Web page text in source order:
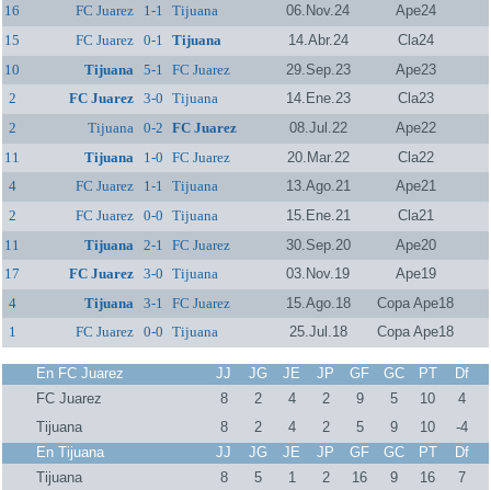
16
FC Juarez 1-1 Tijuana 06.Nov.24
Ape24
15
FC Juarez 0-1 Tijuana 14.Abr.24
Cla24
10
Tijuana 5-1 FC Juarez 29.Sep.23
Ape23
2
FC Juarez 3-0 Tijuana 14.Ene.23
Cla23
2
Tijuana 0-2 FC Juarez 08.Jul.22
Ape22
11
Tijuana 1-0 FC Juarez 20.Mar.22
Cla22
4
FC Juarez 1-1 Tijuana 13.Ago.21
Ape21
2
FC Juarez 0-0 Tijuana 15.Ene.21
Cla21
11
Tijuana 2-1 FC Juarez 30.Sep.20
Ape20
17
FC Juarez 3-0 Tijuana 03.Nov.19
Ape19
4
Tijuana 3-1 FC Juarez 15.Ago.18
Copa Ape18
1
FC Juarez 0-0 Tijuana 25.Jul.18 Copa Ape18
En FC Juarez JJ JG JE JP GF GC PT
Df
FC Juarez
8 2 4 2 9 5 10
4
Tijuana
8 2 4 2 5 9 10
-4
En Tijuana
JJ JG JE JP GF GC PT
Df
Tijuana
8 5 1 2 16 9 16
7